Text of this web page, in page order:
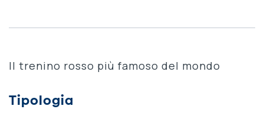
Il trenino rosso più famoso del mondo
Tipologia